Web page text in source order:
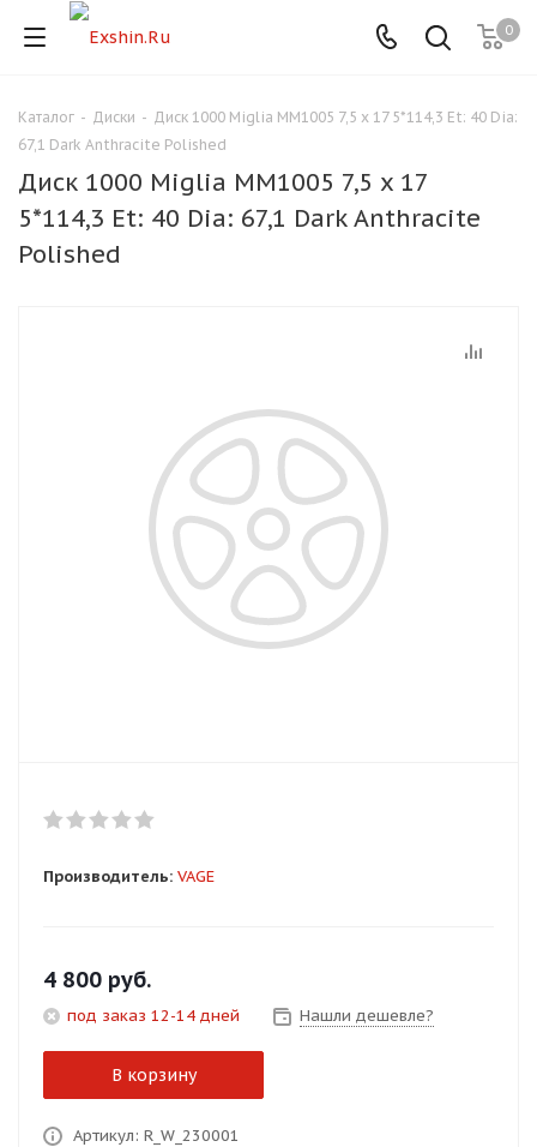
0
Каталог - Диски - Диск 1000 Miglia MM1005 7,5 x 17 5*114,3 Et: 40 Dia:
67,1 Dark Anthracite Polished
Диск 1000 Miglia MM1005 7,5 x 17
5*114,3 Et: 40 Dia: 67,1 Dark Anthracite
Polished
Производитель: VAGE
4 800 руб.
под заказ 12-14 дней Нашли дешевле?
В корзину
Артикул: R_W_230001
Для клиентов всех банков
Разбейте
оплатуна части
без переплат
Добавляйте товары
в корзину
выбранный способом
Подробнее
об оплате Плайтом